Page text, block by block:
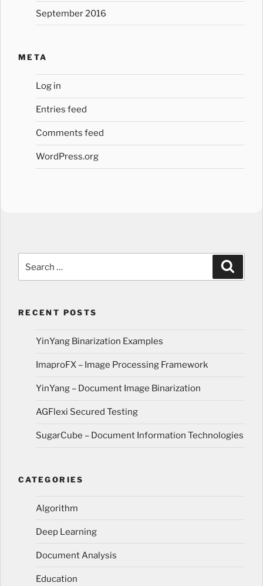
September 2016
META
Log in
Entries feed
Comments feed
WordPress.org
RECENT POSTS
YinYang Binarization Examples
ImaproFX – Image Processing Framework
YinYang – Document Image Binarization
AGFlexi Secured Testing
SugarCube – Document Information Technologies
CATEGORIES
Algorithm
Deep Learning
Document Analysis
Education